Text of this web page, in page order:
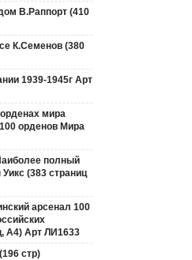
В.Раппорт (410
К.Семенов (380
1939-1945г Арт
мира
орденов Мира
полный
(383 страниц
арсенал 100
А4) Арт ЛИ1633
стр)